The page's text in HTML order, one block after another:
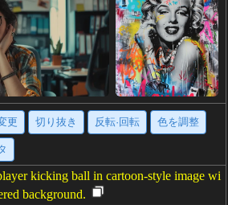
更 切り抜き 反転·回転 色を調整
kicking ball in cartoon-style image wi
background.